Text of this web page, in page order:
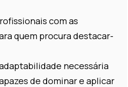
com as
quem procura destacar-
necessária
de dominar e aplicar